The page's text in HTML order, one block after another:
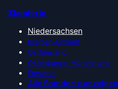
Standorte
Niedersachsen
Bremen-Umland
Ostfriesland
Oldenburger Münsterland
Emsland
Alle Standorte anzeigen